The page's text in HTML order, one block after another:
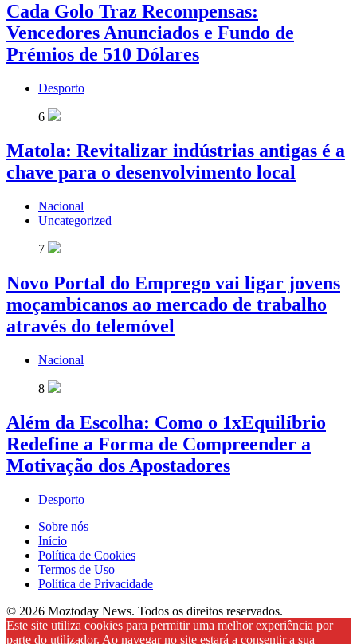
Cada Golo Traz Recompensas:
Vencedores Anunciados e Fundo de
Prémios de 510 Dólares
Desporto
6
Matola: Revitalizar indústrias antigas é a
chave para o desenvolvimento local
Nacional
Uncategorized
7
Novo Portal do Emprego vai ligar jovens
moçambicanos ao mercado de trabalho
através do telemóvel
Nacional
8
Além da Escolha: Como o 1xEquilíbrio
Redefine a Forma de Compreender a
Motivação dos Apostadores
Desporto
Sobre nós
Início
Política de Cookies
Termos de Uso
Política de Privacidade
© 2026 Moztoday News. Todos os direitos reservados.
Este site utiliza cookies para permitir uma melhor experiência por
parte do utilizador. Ao navegar no site estará a consentir a sua